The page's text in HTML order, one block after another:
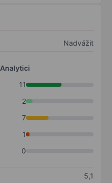
Nadvážit
Analytici
11
2
7
1
0
5,1